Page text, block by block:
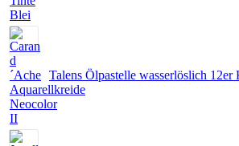
Talens Ölpastelle wasserlöslich 12er